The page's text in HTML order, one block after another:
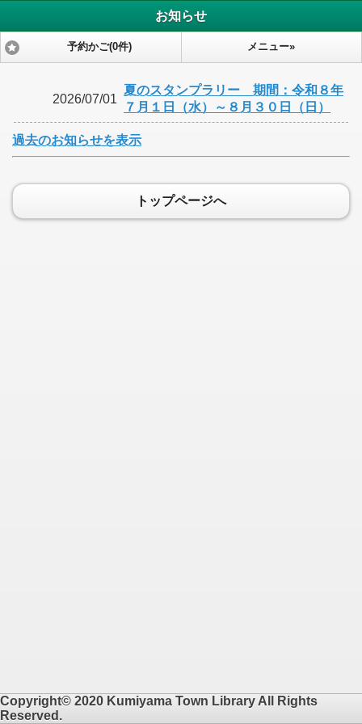
お知らせ
予約かご(0件) メニュー»
2026/07/01
夏のスタンプラリー 期間：令和８年
７月１日（水）～８月３０日（日）
過去のお知らせを表示
トップページへ
Copyright© 2020 Kumiyama Town Library All Rights
Reserved.